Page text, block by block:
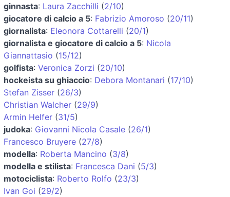
ginnasta: Laura Zacchilli (2/10)
giocatore di calcio a 5: Fabrizio Amoroso (20/11)
giornalista: Eleonora Cottarelli (20/1)
giornalista e giocatore di calcio a 5: Nicola
Giannattasio (15/12)
golfista: Veronica Zorzi (20/10)
hockeista su ghiaccio: Debora Montanari (17/10)
Stefan Zisser (26/3)
Christian Walcher (29/9)
Armin Helfer (31/5)
judoka: Giovanni Nicola Casale (26/1)
Francesco Bruyere (27/8)
modella: Roberta Mancino (3/8)
modella e stilista: Francesca Dani (5/3)
motociclista: Roberto Rolfo (23/3)
Ivan Goi (29/2)